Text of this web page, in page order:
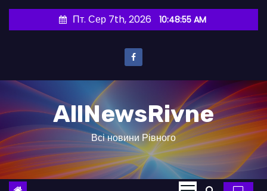
и
о
в
Пт. Сер 7th, 2026 10:48:56 AM
AllNewsRivne
Всі новини Рівного